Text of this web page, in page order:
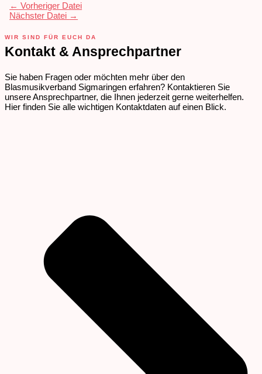
← Vorheriger Datei
Nächster Datei →
WIR SIND FÜR EUCH DA
Kontakt & Ansprechpartner
Sie haben Fragen oder möchten mehr über den
Blasmusikverband Sigmaringen erfahren? Kontaktieren Sie
unsere Ansprechpartner, die Ihnen jederzeit gerne weiterhelfen.
Hier finden Sie alle wichtigen Kontaktdaten auf einen Blick.